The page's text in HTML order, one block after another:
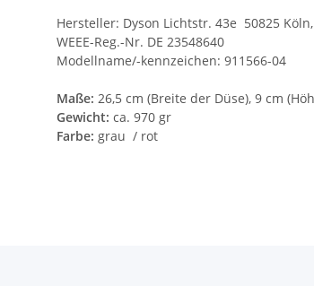
Hersteller: Dyson Lichtstr. 43e 50825
WEEE-Reg.-Nr. DE 23548640
Modellname/-kennzeichen: 911566-04
Maße: 26,5 cm (Breite der Düse), 9 cm
Gewicht: ca. 970 gr
Farbe: grau / rot